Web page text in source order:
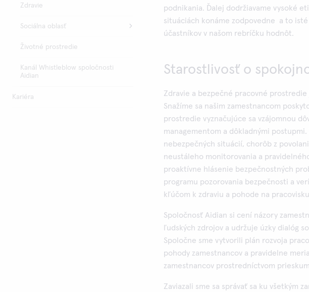
Zdravie
Sociálna oblasť
Životné prostredie
Kanál Whistleblow spoločnosti
Aidian
Kariéra
podnikania. Ďalej dodržiavame vysoké
situáciách konáme zodpovedne a to isté
účastníkov v našom rebríčku hodnôt.
Starostlivosť o
Zdravie a bezpečné pracovné
Snažíme sa našim zamestnancom
prostredie vyznačujúce sa vzájomnou
managementom a dôkladnými
nebezpečných situácií, chorôb z
neustáleho monitorovania a
proaktívne hlásenie bezpečnostných
programu pozorovania bezpečnosti a
kľúčom k zdraviu a pohode na
Spoločnosť Aidian si cení názory
ľudských zdrojov a udržuje úzky dialóg
Spoločne sme vytvorili plán rozvoja
pohody zamestnancov a pravidelne
zamestnancov prostredníctvom
Zaviazali sme sa správať sa ku všetkým